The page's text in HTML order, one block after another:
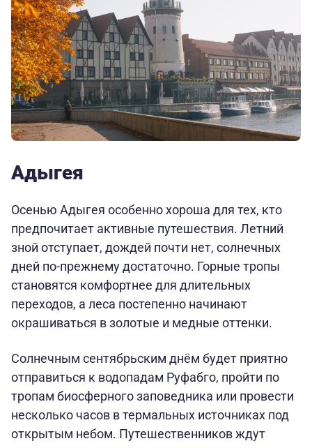
Адыгея
Осенью Адыгея особенно хороша для тех, кто
предпочитает активные путешествия. Летний
зной отступает, дождей почти нет, солнечных
дней по-прежнему достаточно. Горные тропы
становятся комфортнее для длительных
переходов, а леса постепенно начинают
окрашиваться в золотые и медные оттенки.
Солнечным сентябрьским днём будет приятно
отправиться к водопадам Руфабго, пройти по
тропам биосферного заповедника или провести
несколько часов в термальных источниках под
открытым небом. Путешественников ждут